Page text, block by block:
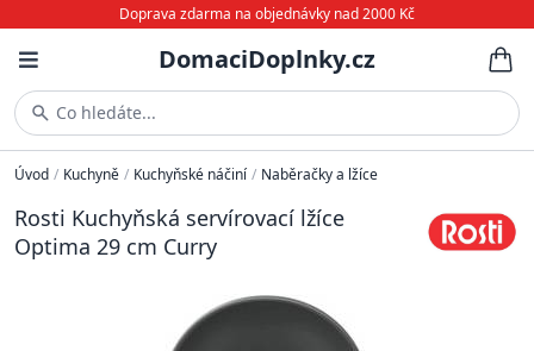
Doprava zdarma na objednávky nad 2000 Kč
DomaciDoplnky.cz
Co hledáte...
Úvod / Kuchyně / Kuchyňské náčiní / Naběračky a lžíce
Rosti Kuchyňská servírovací lžíce
Optima 29 cm Curry